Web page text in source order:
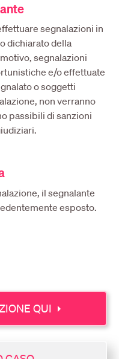
segnalazioni in
dichiarato della
segnalazioni
e/o effettuate
o soggetti
non verranno
passibili di sanzioni
il segnalante
esposto.
QUI arrow_right